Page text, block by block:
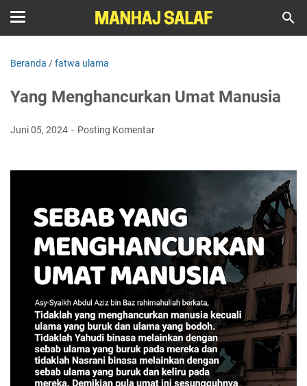
Beranda /fatwa ulama
Yang Menghancurkan Umat Manusia
Juni 05, 2024 Posting Komentar